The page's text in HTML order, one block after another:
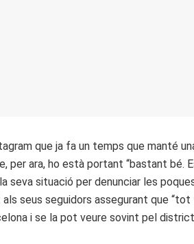
que ja fa un temps que manté
per ara, ho està portant “bastant bé.
seva situació per denunciar les
seus seguidors assegurant que
i se la pot veure sovint pel